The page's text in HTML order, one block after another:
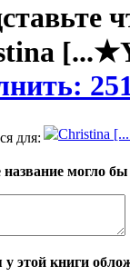
для:
название могло
у этой книги